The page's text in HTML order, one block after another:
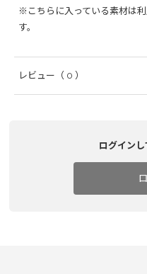
※こちらに入っている素材は
す。
レビュー （ 0 ）
ログイン